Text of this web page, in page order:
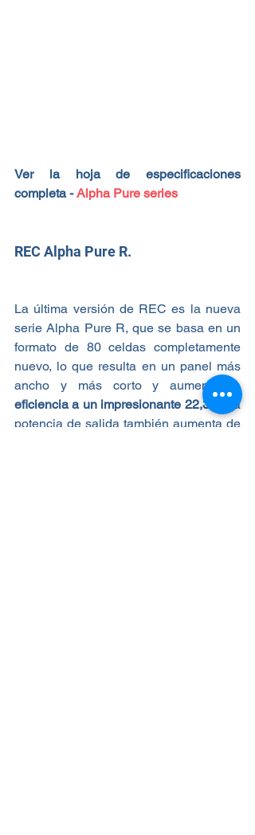
Ver la hoja de especificaciones
completa - Alpha Pure series
REC Alpha Pure R.
La última versión de REC es la nueva
serie Alpha Pure R, que se basa en un
formato de 80 celdas completamente
nuevo, lo que resulta en un panel más
ancho y más corto y aumenta la
eficiencia a un impresionante 22,3%
. La
potencia de salida también aumenta de